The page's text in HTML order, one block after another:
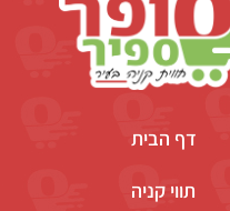
דף הבית
תווי קניה